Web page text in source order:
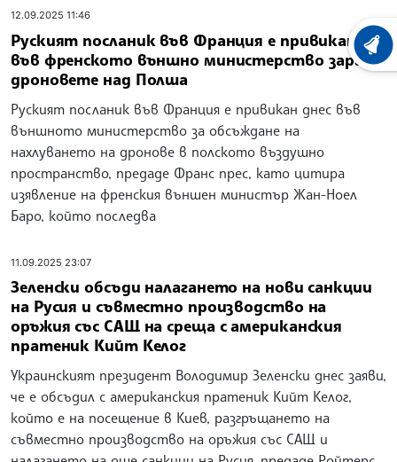
12.09.2025 11:46
Руският посланик във Франция е привикан
във френското външно министерство заради
дроновете над Полша
Руският посланик във Франция е привикан днес във
външното министерство за обсъждане на
нахлуването на дронове в полското въздушно
пространство, предаде Франс прес, като цитира
изявление на френския външен министър Жан-Ноел
Баро, който последва
11.09.2025 23:07
Зеленски обсъди налагането на нови санкции
на Русия и съвместно производство на
оръжия със САЩ на среща с американския
пратеник Кийт Келог
Украинският президент Володимир Зеленски днес заяви,
че е обсъдил с американския пратеник Кийт Келог,
който е на посещение в Киев, разгръщането на
съвместно производство на оръжия със САЩ и